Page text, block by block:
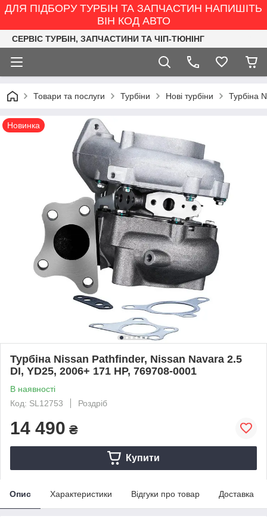
ДЛЯ ПІДБОРУ ТУРБІН ТА ЗАПЧАСТИН НАПИШІТЬ
ВІН КОД АВТО
СЕРВІС ТУРБІН, ЗАПЧАСТИНИ ТА ЧІП-ТЮНІНГ
Товари та послуги Турбіни Нові турбіни Турбіна
Новинка
Турбіна Nissan Pathfinder, Nissan Navara 2.5
DI, YD25, 2006+ 171 HP, 769708-0001
В наявності
Код: SL12753
Роздріб
14 490 ₴
Купити
Опис Характеристики Відгуки про товар Доставка